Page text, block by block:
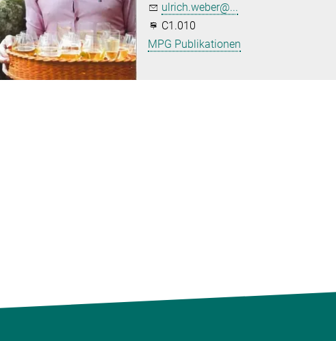
ulrich.weber@...
C1.010
MPG Publikationen